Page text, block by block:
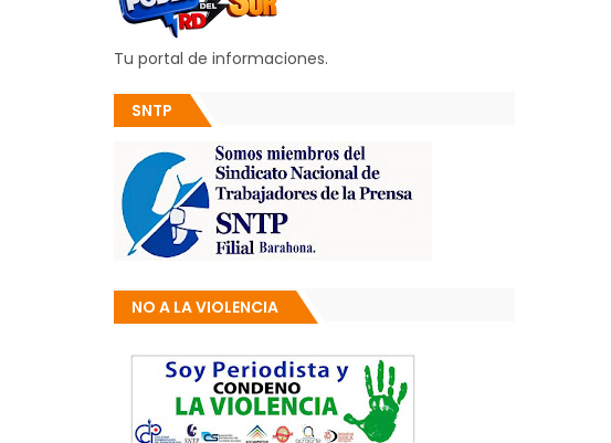
Tu portal de informaciones.
SNTP
NO A LA VIOLENCIA